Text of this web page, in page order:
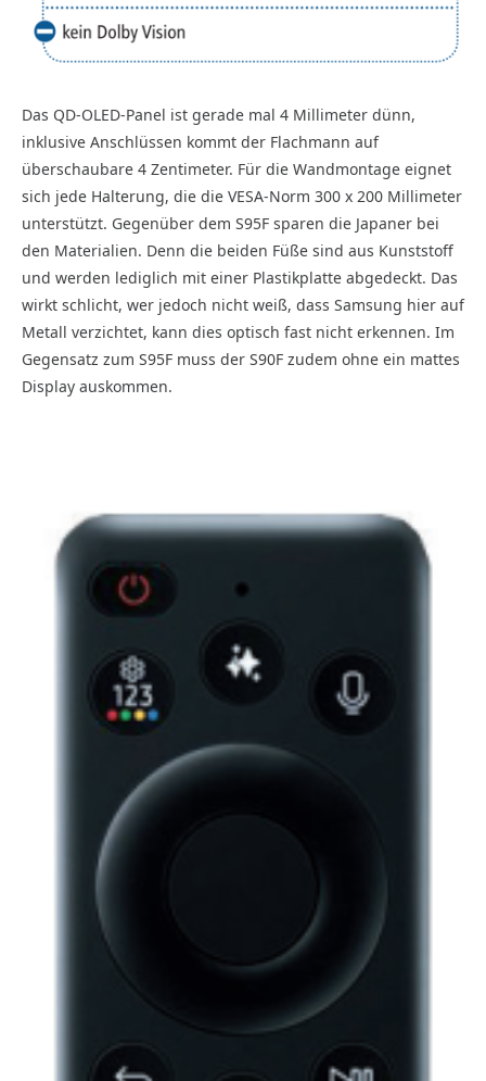
Das QD-OLED-Panel ist gerade mal 4 Millimeter dünn,
inklusive Anschlüssen kommt der Flachmann auf
überschaubare 4 Zentimeter. Für die Wandmontage eignet
sich jede Halterung, die die VESA-Norm 300 x 200 Millimeter
unterstützt. Gegenüber dem S95F sparen die Japaner bei
den Materialien. Denn die beiden Füße sind aus Kunststoff
und werden lediglich mit einer Plastikplatte abgedeckt. Das
wirkt schlicht, wer jedoch nicht weiß, dass Samsung hier auf
Metall verzichtet, kann dies optisch fast nicht erkennen. Im
Gegensatz zum S95F muss der S90F zudem ohne ein mattes
Display auskommen.